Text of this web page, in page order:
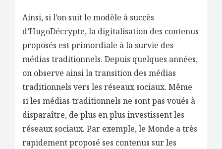
Ainsi, si l’on suit le modèle à succès
d’HugoDécrypte, la digitalisation des contenus
proposés est primordiale à la survie des
médias traditionnels. Depuis quelques années,
on observe ainsi la transition des médias
traditionnels vers les réseaux sociaux. Même
si les médias traditionnels ne sont pas voués à
disparaître, de plus en plus investissent les
réseaux sociaux. Par exemple, le Monde a très
rapidement proposé ses contenus sur les